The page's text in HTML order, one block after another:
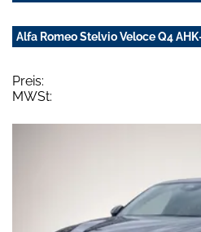
Alfa Romeo Stelvio Veloce Q4
Preis:
MWSt: